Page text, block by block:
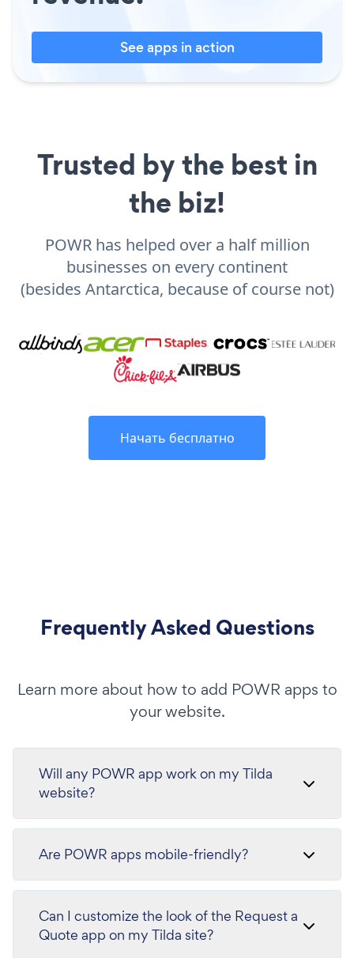
See apps in action
Trusted by the best in
the biz!
POWR has helped over a half million
businesses on every continent
(besides Antarctica, because of course not)
Начать бесплатно
Frequently Asked Questions
Learn more about how to add POWR apps to
your website.
Will any POWR app work on my Tilda
website?
Are POWR apps mobile-friendly?
Can I customize the look of the Request a
Quote app on my Tilda site?